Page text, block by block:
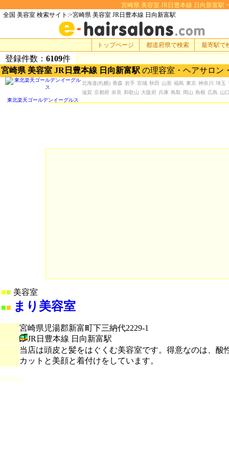
宮崎県 美容室 JR日豊本線 日向新富駅
全国 美容室 検索サイト:>宮崎県 美容室 JR日豊本線 日向新富駅
登録件数： 6109件
宮崎県 美容室 JR日豊本線 日向新富駅 の理容室・ヘアサロン
■ 美容室
■■ まり美容室
宮崎県児湯郡新富町下三納代2229-1
JR日豊本線 日向新富駅
当店は頭皮と髪をはぐくむ美容室です。得意なのは、
カットと美顔と着付けをしています。
北海道(札幌) 青森 岩手 宮城 秋田 山形 福島 東京 神奈川 埼玉
滋賀 京都府 奈良 和歌山 大阪府 兵庫 鳥取 岡山 島根 広島 山
トップページ 都道府県で検索 最寄駅で
東北楽天ゴールデンイーグルス